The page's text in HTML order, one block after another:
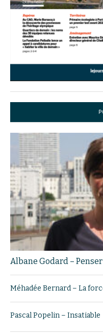
Albane Godard –
Méhadée Bernard – La
Pascal Popelin – Insatiable